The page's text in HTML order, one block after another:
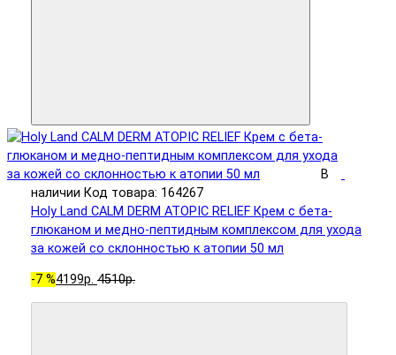
В
наличии Код товара: 164267
Holy Land CALM DERM ATOPIC RELIEF Крем с бета-
глюканом и медно-пептидным комплексом для ухода
за кожей со склонностью к атопии 50 мл
-7 %4199р. 4510р.